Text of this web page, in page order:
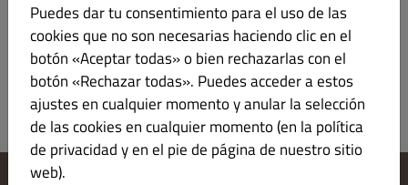
Puedes dar tu consentimiento para el uso de las
cookies que no son necesarias haciendo clic en el
botón «Aceptar todas» o bien rechazarlas con el
botón «Rechazar todas». Puedes acceder a estos
ajustes en cualquier momento y anular la selección
de las cookies en cualquier momento (en la política
de privacidad y en el pie de página de nuestro sitio
web).